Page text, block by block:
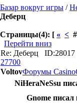
Базар вокруг игры /
Деберц
Страницы(4): [ « < #
Перейти вниз
Re: Деберц
ID:28017
27700
VoltovФорумы
NiHeraNeSsu
Gnome писал